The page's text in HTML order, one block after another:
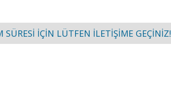
SÜRESİ İÇİN LÜTFEN İLETİŞİME GEÇİNİZ!